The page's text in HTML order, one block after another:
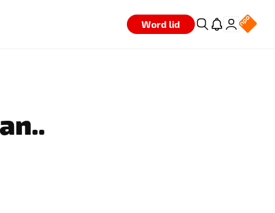
Word lid